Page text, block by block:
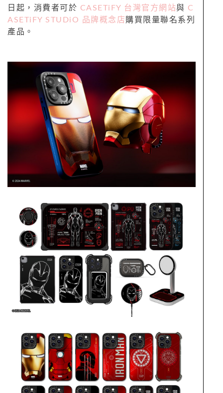
日起，消費者可於 CASETiFY 台灣官方網站與 C
ASETiFY STUDiO 品牌概念店購買限量聯名系列
產品。